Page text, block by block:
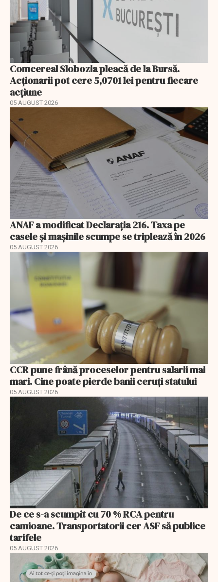
Comcereal Slobozia pleacă de la Bursă.
Acționarii pot cere 5,0701 lei pentru fiecare
acțiune
05 AUGUST 2026
ANAF a modificat Declarația 216. Taxa pe
casele și mașinile scumpe se triplează în 2026
05 AUGUST 2026
CCR pune frână proceselor pentru salarii mai
mari. Cine poate pierde banii ceruți statului
05 AUGUST 2026
De ce s-a scumpit cu 70 % RCA pentru
camioane. Transportatorii cer ASF să publice
tarifele
05 AUGUST 2026